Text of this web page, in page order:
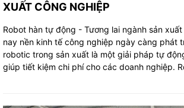
XUẤT CÔNG NGHIỆP
Robot hàn tự động - Tương lai ngành sản
nay nền kinh tế công nghiệp ngày càng phát
robotic trong sản xuất là một giải pháp tự
giúp tiết kiệm chi phí cho các doanh nghiệp.